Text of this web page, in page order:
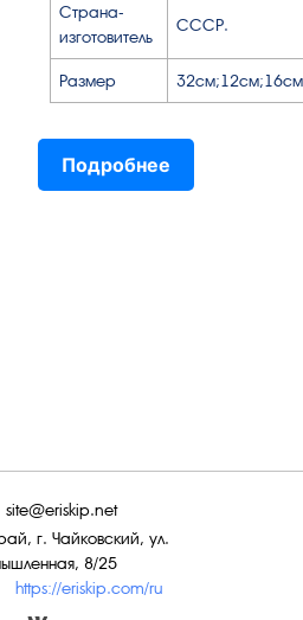
Страна-
изготовитель
СССР.
Размер 32см;12см;16см
Подробнее
https://eriskip.com/ru
г. Чайковский, ул.
8/25
site@eriskip.net